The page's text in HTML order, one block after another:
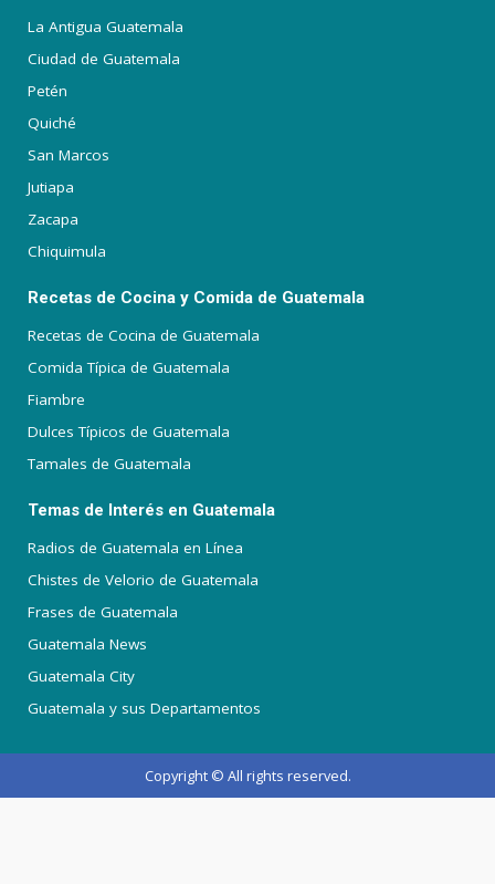
La Antigua Guatemala
Ciudad de Guatemala
Petén
Quiché
San Marcos
Jutiapa
Zacapa
Chiquimula
Recetas de Cocina y Comida de Guatemala
Recetas de Cocina de Guatemala
Comida Típica de Guatemala
Fiambre
Dulces Típicos de Guatemala
Tamales de Guatemala
Temas de Interés en Guatemala
Radios de Guatemala en Línea
Chistes de Velorio de Guatemala
Frases de Guatemala
Guatemala News
Guatemala City
Guatemala y sus Departamentos
Copyright © All rights reserved.